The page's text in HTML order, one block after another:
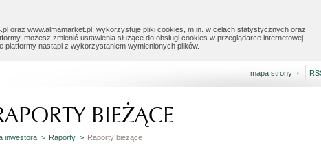
oraz www.almamarket.pl, wykorzystuje pliki cookies, m.in. w celach statystycznych oraz
możesz zmienić ustawienia służące do obsługi cookies w przeglądarce internetowej.
platformy nastąpi z wykorzystaniem wymienionych plików.
mapa strony
BIEŻĄCE
inwestora > Raporty > Raporty bieżące